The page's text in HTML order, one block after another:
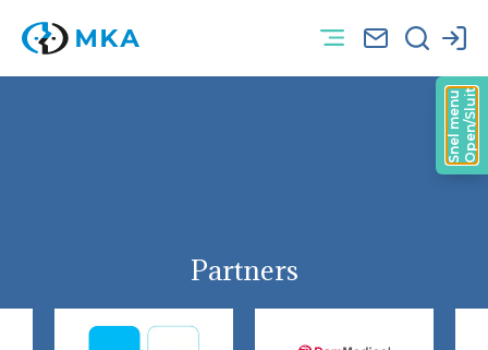
Partners
Open/Sluit
Snel menu